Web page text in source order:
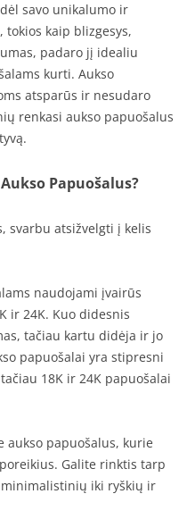
savo unikalumo ir
tokios kaip blizgesys,
padaro jį idealiu
kurti. Aukso
atsparūs ir nesudaro
renkasi aukso papuošalus
Papuošalus?
svarbu atsižvelgti į kelis
naudojami įvairūs
ir 24K. Kuo didesnis
tačiau kartu didėja ir jo
papuošalai yra stipresni
18K ir 24K papuošalai
aukso papuošalus, kurie
Galite rinktis tarp
iki ryškių ir